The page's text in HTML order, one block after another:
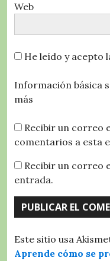
Web
He leído y acepto
Información básica
más
Recibir un correo
comentarios a esta
Recibir un correo
entrada.
Este sitio usa
Aprende cómo se